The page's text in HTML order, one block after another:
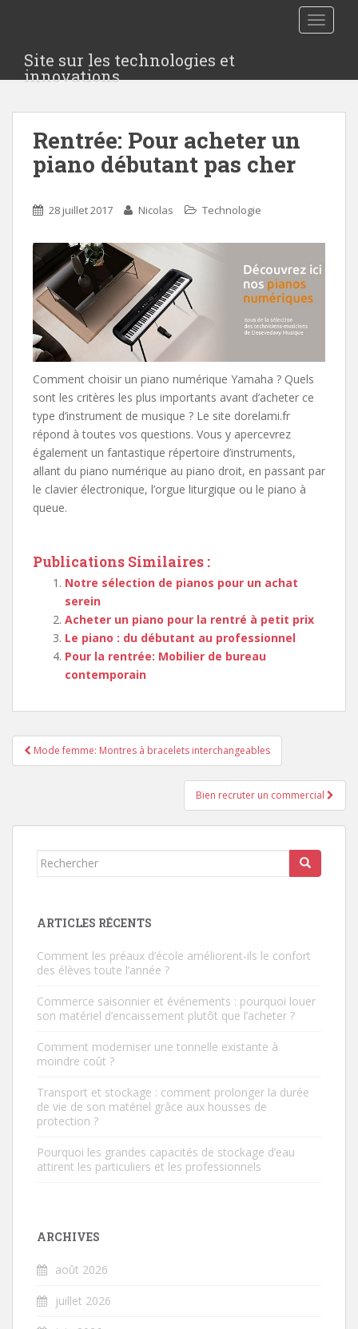
t
Site sur les technologies et
innovations
Rentrée: Pour acheter un
piano débutant pas cher
28 juillet 2017 Nicolas Technologie
Comment choisir un piano numérique Yamaha ? Quels
sont les critères les plus importants avant d’acheter ce
type d’instrument de musique ? Le site dorelami.fr
répond à toutes vos questions. Vous y apercevrez
également un fantastique répertoire d’instruments,
allant du piano numérique au piano droit, en passant par
le clavier électronique, l’orgue liturgique ou le piano à
queue.
Publications Similaires :
Notre sélection de pianos pour un achat
serein
Acheter un piano pour la rentré à petit prix
Le piano : du débutant au professionnel
Pour la rentrée: Mobilier de bureau
contemporain
Navigation
de
Mode femme: Montres à bracelets interchangeables
Bien recruter un commercial
Rechercher...
ARTICLES RÉCENTS
Comment les préaux d’école améliorent-ils le confort
des élèves toute l’année ?
Commerce saisonnier et événements : pourquoi louer
son matériel d’encaissement plutôt que l’acheter ?
Comment moderniser une tonnelle existante à
moindre coût ?
Transport et stockage : comment prolonger la durée
de vie de son matériel grâce aux housses de
protection ?
Pourquoi les grandes capacités de stockage d’eau
attirent les particuliers et les professionnels
ARCHIVES
août 2026
juillet 2026